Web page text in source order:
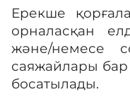
Ерекше
орналасқан е
және/немесе
саяжайлары бар
босатылады.